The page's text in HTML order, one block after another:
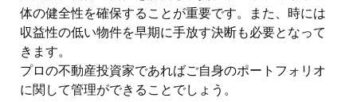
体の健全性を確保することが重要です。また、時には
収益性の低い物件を早期に手放す決断も必要となって
きます。
プロの不動産投資家であればご自身のポートフォリオ
に関して管理ができることでしょう。